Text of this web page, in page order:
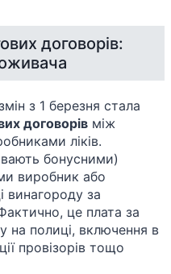
договорів:
з 1 березня стала
договорів між
ліків.
бонусними)
виробник або
винагороду за
це плата за
на полиці, включення в
провізорів тощо​